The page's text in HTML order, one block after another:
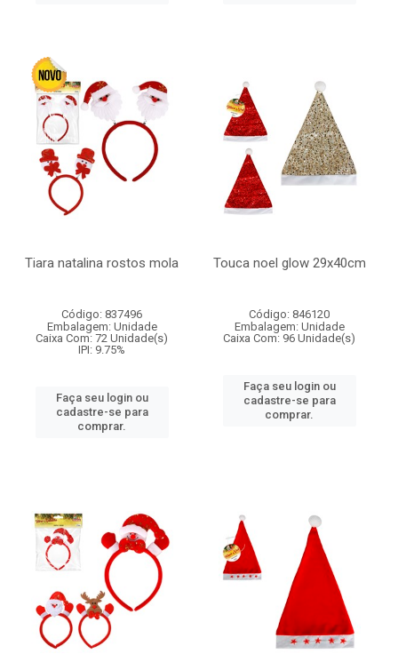
Tiara natalina rostos mola
Código: 837496
Embalagem: Unidade
Caixa Com: 72 Unidade(s)
IPI: 9.75%
Faça seu login ou
cadastre-se para
comprar.
Touca noel glow 29x40cm
Código: 846120
Embalagem: Unidade
Caixa Com: 96 Unidade(s)
Faça seu login ou
cadastre-se para
comprar.